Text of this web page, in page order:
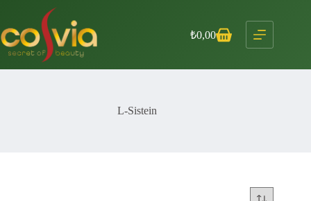
content
Shopping
₺0,00
L-Sistein